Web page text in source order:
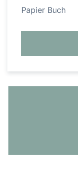
Papier Buch